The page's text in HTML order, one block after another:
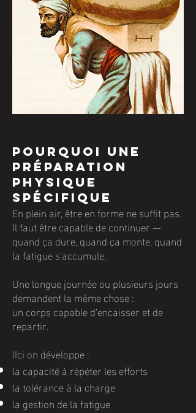
Pourquoi une
préparation
physique
spécifique
En plein air, être en forme ne suffit pas.
Il faut être capable de continuer —
quand ça dure, quand ça monte, quand
la fatigue s’accumule.
Une longue journée ou plusieurs jours
demandent la même chose :
un corps capable d’encaisser et de
repartir.
IIci on développe :
la capacité à répéter les efforts
la tolérance à la charge
la gestion de la fatigue